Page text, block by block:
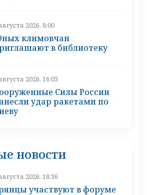
2026, 8:00
климовчан
в библиотеку
2026, 16:03
Силы России
удар ракетами по
новости
2026, 18:36
участвуют в форуме